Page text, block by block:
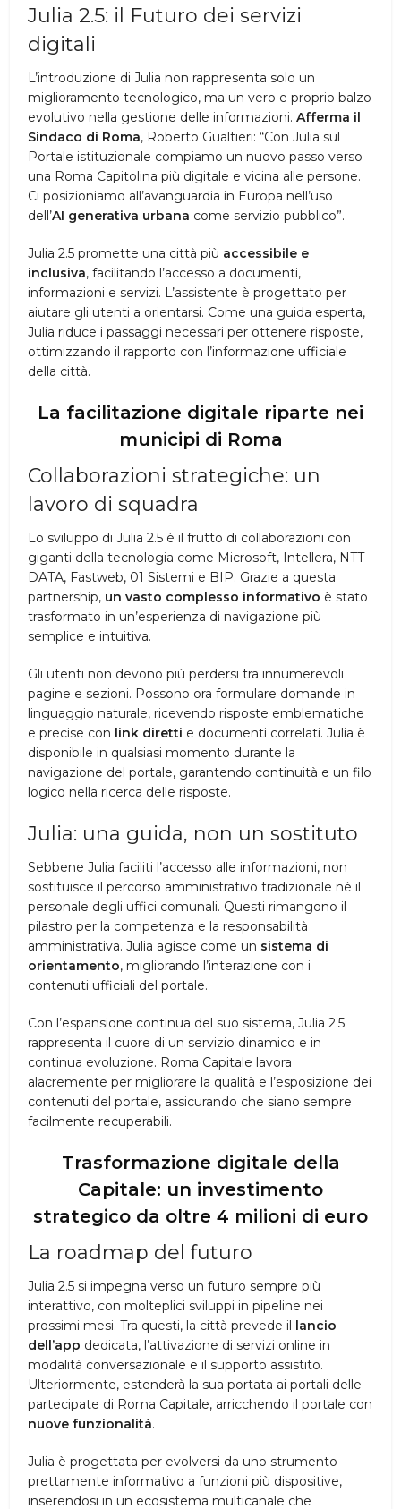
Julia 2.5: il Futuro dei servizi
digitali
L’introduzione di Julia non rappresenta solo un
miglioramento tecnologico, ma un vero e proprio balzo
evolutivo nella gestione delle informazioni.Afferma il
Sindaco di Roma, Roberto Gualtieri: “Con Julia sul
Portale istituzionale compiamo un nuovo passo verso
una Roma Capitolina più digitale e vicina alle persone.
Ci posizioniamo all’avanguardia in Europa nell’uso
dell’AI generativa urbana come servizio pubblico”.
Julia 2.5 promette una città più accessibile e
inclusiva, facilitando l’accesso a documenti,
informazioni e servizi. L’assistente è progettato per
aiutare gli utenti a orientarsi. Come una guida esperta,
Julia riduce i passaggi necessari per ottenere risposte,
ottimizzando il rapporto con l’informazione ufficiale
della città.
La facilitazione digitale riparte nei
municipi di Roma
Collaborazioni strategiche: un
lavoro di squadra
Lo sviluppo di Julia 2.5 è il frutto di collaborazioni con
giganti della tecnologia come Microsoft, Intellera, NTT
DATA, Fastweb, 01 Sistemi e BIP. Grazie a questa
partnership, un vasto complesso informativo è stato
trasformato in un’esperienza di navigazione più
semplice e intuitiva.
Gli utenti non devono più perdersi tra innumerevoli
pagine e sezioni. Possono ora formulare domande in
linguaggio naturale, ricevendo risposte emblematiche
e precise con link diretti e documenti correlati. Julia è
disponibile in qualsiasi momento durante la
navigazione del portale, garantendo continuità e un filo
logico nella ricerca delle risposte.
Julia: una guida, non un sostituto
Sebbene Julia faciliti l’accesso alle informazioni, non
sostituisce il percorso amministrativo tradizionale né il
personale degli uffici comunali. Questi rimangono il
pilastro per la competenza e la responsabilità
amministrativa. Julia agisce come un sistema di
orientamento, migliorando l’interazione con i
contenuti ufficiali del portale.
Con l’espansione continua del suo sistema, Julia 2.5
rappresenta il cuore di un servizio dinamico e in
continua evoluzione. Roma Capitale lavora
alacremente per migliorare la qualità e l’esposizione dei
contenuti del portale, assicurando che siano sempre
facilmente recuperabili.
Trasformazione digitale della
Capitale: un investimento
strategico da oltre 4 milioni di euro
La roadmap del futuro
Julia 2.5 si impegna verso un futuro sempre più
interattivo, con molteplici sviluppi in pipeline nei
prossimi mesi. Tra questi, la città prevede il lancio
dell’app dedicata, l’attivazione di servizi online in
modalità conversazionale e il supporto assistito.
Ulteriormente, estenderà la sua portata ai portali delle
partecipate di Roma Capitale, arricchendo il portale con
nuove funzionalità.
Julia è progettata per evolversi da uno strumento
prettamente informativo a funzioni più dispositive,
inserendosi in un ecosistema multicanale che